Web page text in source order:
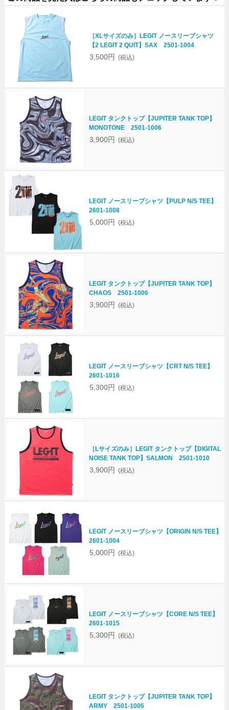
［XLサイズのみ］LEGIT ノースリーブシャツ
【2 LEGIT 2 QUIT】SAX 2501-1004
3,500円 (税込)
LEGIT タンクトップ【JUPITER TANK TOP】
MONOTONE 2501-1006
3,900円 (税込)
LEGIT ノースリーブシャツ【PULP N/S TEE】
2601-1008
5,000円 (税込)
LEGIT タンクトップ【JUPITER TANK TOP】
CHAOS 2501-1006
3,900円 (税込)
LEGIT ノースリーブシャツ【CRT N/S TEE】
2601-1016
5,300円 (税込)
［Lサイズのみ］LEGIT タンクトップ【DIGITAL
NOISE TANK TOP】SALMON 2501-1010
3,900円 (税込)
LEGIT ノースリーブシャツ【ORIGIN N/S TEE】
2601-1004
5,000円 (税込)
LEGIT ノースリーブシャツ【CORE N/S TEE】
2601-1015
5,300円 (税込)
LEGIT タンクトップ【JUPITER TANK TOP】
ARMY 2501-1006